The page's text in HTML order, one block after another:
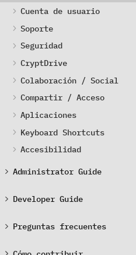
Cuenta de usuario
Soporte
Seguridad
CryptDrive
Colaboración / Social
Compartir / Acceso
Aplicaciones
Keyboard Shortcuts
Accesibilidad
Administrator Guide
Developer Guide
Preguntas frecuentes